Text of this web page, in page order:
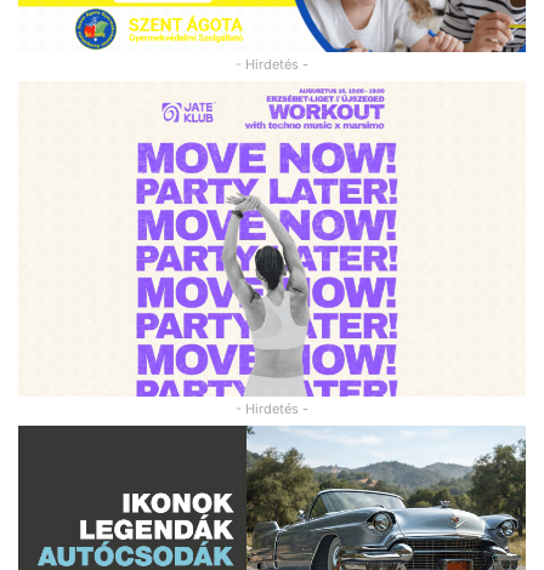
- Hirdetés -
- Hirdetés -